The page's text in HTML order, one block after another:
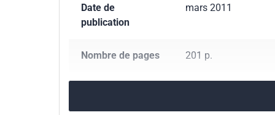
nouvelles
Dans
Central de la
Date de
publication
mars 2011
Nombre de pages 201 p.